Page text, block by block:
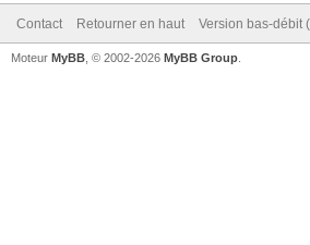
Contact Retourner en haut Version bas-débit
Moteur MyBB , © 2002-2026 MyBB Group